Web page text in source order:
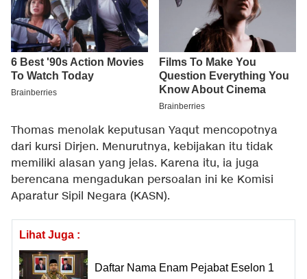
Thomas menolak keputusan Yaqut mencopotnya
dari kursi Dirjen. Menurutnya, kebijakan itu tidak
memiliki alasan yang jelas. Karena itu, ia juga
berencana mengadukan persoalan ini ke Komisi
Aparatur Sipil Negara (KASN).
Lihat Juga :
Daftar Nama Enam Pejabat Eselon 1